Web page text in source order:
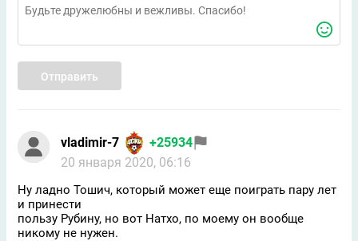
Отправить
vladimir-7
+25934
20 января 2020, 06:16
Ну ладно Тошич, который может еще поиграть пару лет
и принести
пользу Рубину, но вот Натхо, по моему он вообще
никому не нужен.